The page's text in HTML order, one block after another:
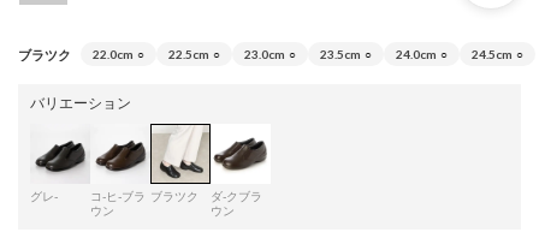
ブラツク 22.0cm ○ 22.5cm ○ 23.0cm ○ 23.5cm ○ 24.0cm ○ 24.5cm ○
バリエーション
グレ-
コ-ヒ-ブラ
ウン
ブラツク
ダ-クブラ
ウン